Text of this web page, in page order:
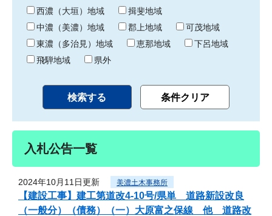
り 西濃（大垣）地域
揖斐地域
中濃（美濃）地域
郡上地域
可茂地域
東濃（多治見）地域
恵那地域
下呂地域
飛騨地域
県外
入札公告一覧
2024年10月11日更新 美濃土木事務所
【建設工事】建工第道改4-10号/県単 道路新設改良
（一般分）（債務）（一）大原富之保線 他 道路改